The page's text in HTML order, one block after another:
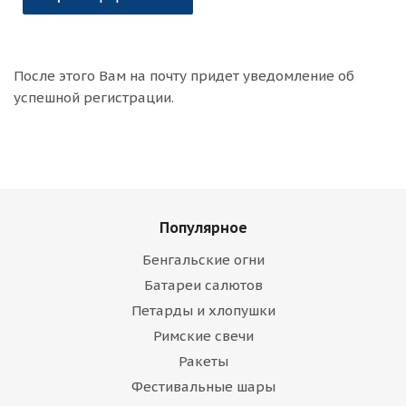
После этого Вам на почту придет уведомление об
успешной регистрации.
Популярное
Бенгальские огни
Батареи салютов
Петарды и хлопушки
Римские свечи
Ракеты
Фестивальные шары